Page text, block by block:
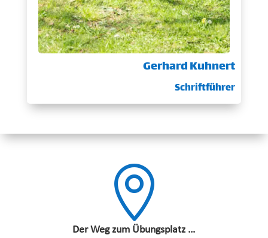
Gerhard Kuhnert
Schriftführer

Der Weg zum Übungsplatz …